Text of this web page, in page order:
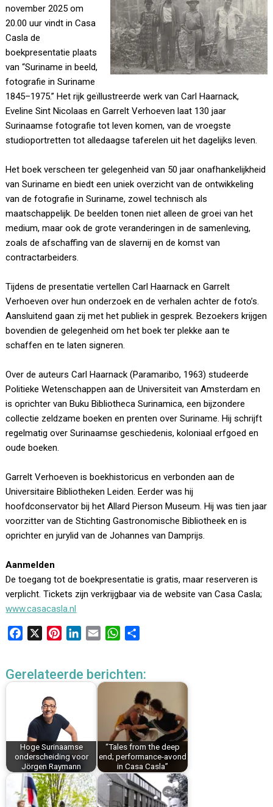
november 2025 om
20.00 uur vindt in Casa
Casla de
boekpresentatie plaats
van “Suriname in beeld,
fotografie in Suriname
1845–1975.” Het rijk geïllustreerde werk van Carl Haarnack,
Eveline Sint Nicolaas en Garrelt Verhoeven laat 130 jaar
Surinaamse fotografie tot leven komen, van de vroegste
studioportretten tot alledaagse taferelen uit het dagelijks leven.
Het boek verscheen ter gelegenheid van 50 jaar onafhankelijkheid
van Suriname en biedt een uniek overzicht van de ontwikkeling
van de fotografie in Suriname, zowel technisch als
maatschappelijk. De beelden tonen niet alleen de groei van het
medium, maar ook de grote veranderingen in de samenleving,
zoals de afschaffing van de slavernij en de komst van
contractarbeiders.
Tijdens de presentatie vertellen Carl Haarnack en Garrelt
Verhoeven over hun onderzoek en de verhalen achter de foto’s.
Aansluitend gaan zij met het publiek in gesprek. Bezoekers krijgen
bovendien de gelegenheid om het boek ter plekke aan te
schaffen en te laten signeren.
Over de auteurs Carl Haarnack (Paramaribo, 1963) studeerde
Politieke Wetenschappen aan de Universiteit van Amsterdam en
is oprichter van Buku Bibliotheca Surinamica, een bijzondere
collectie zeldzame boeken en prenten over Suriname. Hij schrijft
regelmatig over Surinaamse geschiedenis, koloniaal erfgoed en
oude boeken.
Garrelt Verhoeven is boekhistoricus en verbonden aan de
Universitaire Bibliotheken Leiden. Eerder was hij
hoofdconservator bij het Allard Pierson Museum. Hij was tien jaar
voorzitter van de Stichting Gastronomische Bibliotheek en is
oprichter en jurylid van de Johannes van Damprijs.
Aanmelden
De toegang tot de boekpresentatie is gratis, maar reserveren is
verplicht. Tickets zijn verkrijgbaar via de website van Casa Casla;
www.casacasla.nl
e
k
t
e
s
t
k
i
W
t
p
p
e
n
Gerelateerde berichten:
Hoge Surinaamse
onderscheiding voor
Jörgen Raymann
“Tales from the deep
end; performance-avond
in Casa Casla”